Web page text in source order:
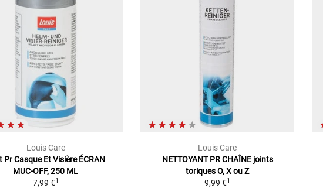
Louis Care
Pr Casque Et Visière ÉCRAN
MUC-OFF, 250 ML
7,99 €1
Louis Care
NETTOYANT PR CHAÎNE joints
toriques O, X ou Z
9,99 €1